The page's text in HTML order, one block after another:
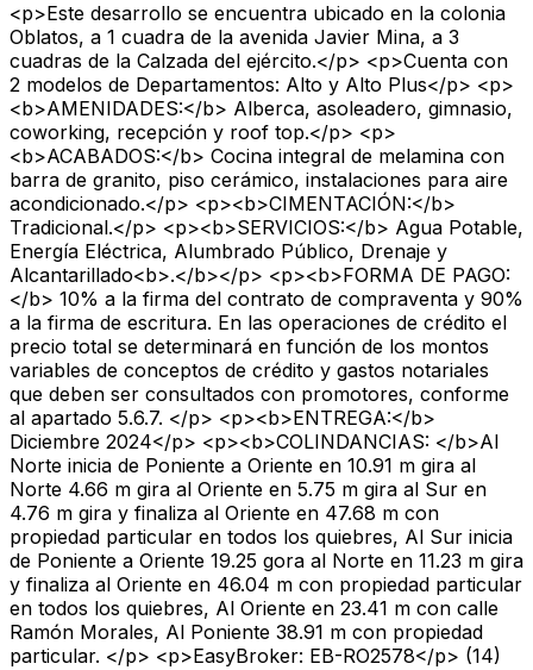
<p>Este desarrollo se encuentra ubicado en la colonia
Oblatos, a 1 cuadra de la avenida Javier Mina, a 3
cuadras de la Calzada del ejército.</p> <p>Cuenta con
2 modelos de Departamentos: Alto y Alto Plus</p> <p>
<b>AMENIDADES:</b> Alberca, asoleadero, gimnasio,
coworking, recepción y roof top.</p> <p>
<b>ACABADOS:</b> Cocina integral de melamina con
barra de granito, piso cerámico, instalaciones para aire
acondicionado.</p> <p><b>CIMENTACIÓN:</b>
Tradicional.</p> <p><b>SERVICIOS:</b> Agua Potable,
Energía Eléctrica, Alumbrado Público, Drenaje y
Alcantarillado<b>.</b></p> <p><b>FORMA DE PAGO:
</b> 10% a la firma del contrato de compraventa y 90%
a la firma de escritura. En las operaciones de crédito el
precio total se determinará en función de los montos
variables de conceptos de crédito y gastos notariales
que deben ser consultados con promotores, conforme
al apartado 5.6.7. </p> <p><b>ENTREGA:</b>
Diciembre 2024</p> <p><b>COLINDANCIAS: </b>Al
Norte inicia de Poniente a Oriente en 10.91 m gira al
Norte 4.66 m gira al Oriente en 5.75 m gira al Sur en
4.76 m gira y finaliza al Oriente en 47.68 m con
propiedad particular en todos los quiebres, Al Sur inicia
de Poniente a Oriente 19.25 gora al Norte en 11.23 m gira
y finaliza al Oriente en 46.04 m con propiedad particular
en todos los quiebres, Al Oriente en 23.41 m con calle
Ramón Morales, Al Poniente 38.91 m con propiedad
particular. </p> <p>EasyBroker: EB-RO2578</p> (14)